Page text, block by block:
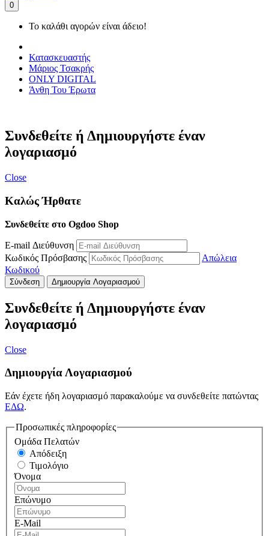
0
Το καλάθι αγορών είναι άδειο!
Κατασκευαστής
Μάριος Τσακρής
ONLY DIGITAL
Άνθη Του Έρωτα
Συνδεθείτε ή Δημιουργήστε έναν
λογαριασμό
Close
Καλώς Ήρθατε
Συνδεθείτε στο Ogdoo Shop
E-mail Διεύθυνση
Κωδικός Πρόσβασης
Απώλεια
Κωδικού
Σύνδεση Δημιουργία Λογαριασμού
Συνδεθείτε ή Δημιουργήστε έναν
λογαριασμό
Close
Δημιουργία Λογαριασμού
Εάν έχετε ήδη λογαριασμό παρακαλούμε να συνδεθείτε πατώντας
ΕΔΩ.
Προσωπικές πληροφορίες
Ομάδα Πελατών
Απόδειξη
Τιμολόγιο
Όνομα
Επώνυμο
E-Mail